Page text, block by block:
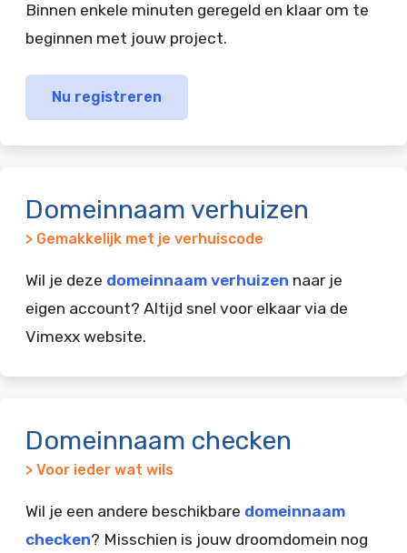
Binnen enkele minuten geregeld en klaar om te
beginnen met jouw project.
Nu registreren
Domeinnaam verhuizen
> Gemakkelijk met je verhuiscode
Wil je deze domeinnaam verhuizen naar je
eigen account? Altijd snel voor elkaar via de
Vimexx website.
Domeinnaam checken
> Voor ieder wat wils
Wil je een andere beschikbare domeinnaam
checken? Misschien is jouw droomdomein nog